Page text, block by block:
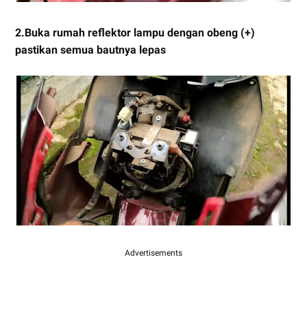
2.Buka rumah reflektor lampu dengan obeng (+)
pastikan semua bautnya lepas
Advertisements